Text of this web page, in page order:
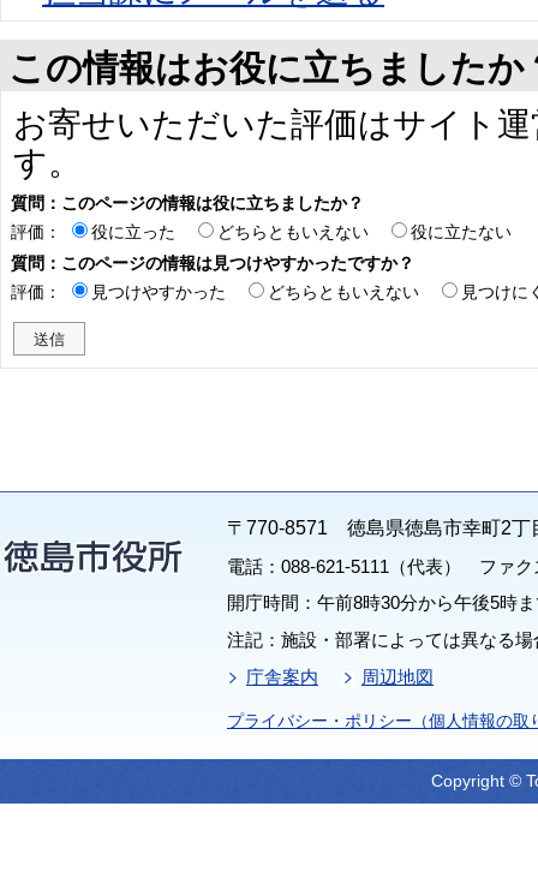
この情報はお役に立ちましたか
お寄せいただいた評価はサイト
す。
質問：このページの情報は役に立ちましたか？
評価：
役に立った どちらともいえない
役に立たない
質問：このページの情報は見つけやすかったですか？
評価：
見つけやすかった どちらともいえない 見つけに
〒770-8571 徳島県徳島市幸町2丁
電話：088-621-5111（代表） ファク
開庁時間：午前8時30分から午後5時
注記：施設・部署によっては異なる
庁舎案内
周辺地図
プライバシー・ポリシー（個人情報の取
Copyright ©